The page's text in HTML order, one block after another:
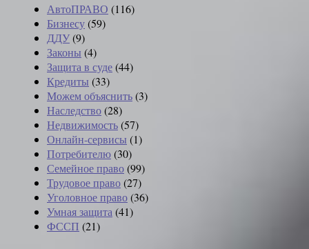
АвтоПРАВО (116)
Бизнесу(59)
ДДУ(9)
Законы (4)
Защита в суде(44)
Кредиты (33)
Можем объяснить(3)
Наследство(28)
Недвижимость(57)
Онлайн-сервисы (1)
Потребителю(30)
Семейное право(99)
Трудовое право(27)
Уголовное право(36)
Умная защита (41)
ФССП (21)